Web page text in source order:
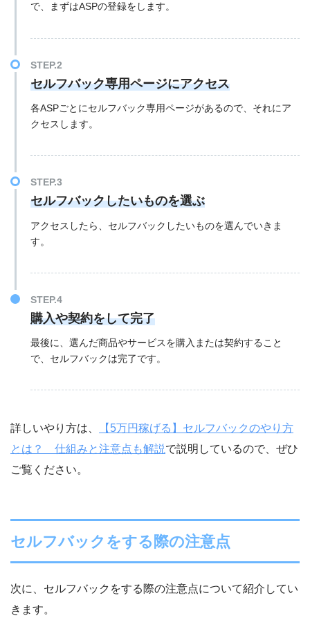
で、まずはASPの登録をします。
セルフバック専用ページにアクセス
各ASPごとにセルフバック専用ページがあるので、それにア
クセスします。
セルフバックしたいものを選ぶ
アクセスしたら、セルフバックしたいものを選んでいきま
す。
購入や契約をして完了
最後に、選んだ商品やサービスを購入または契約すること
で、セルフバックは完了です。
詳しいやり方は、
【5万円稼げる】セルフバックのやり方
とは？ 仕組みと注意点も解説で説明しているので、ぜひ
ご覧ください。
セルフバックをする際の注意点
次に、セルフバックをする際の注意点について紹介してい
きます。